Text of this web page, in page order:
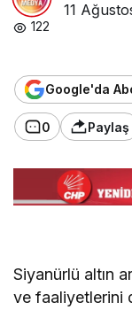
11
122
Google'da
0 Paylaş
Siyanürlü altın
ve faaliyetlerini